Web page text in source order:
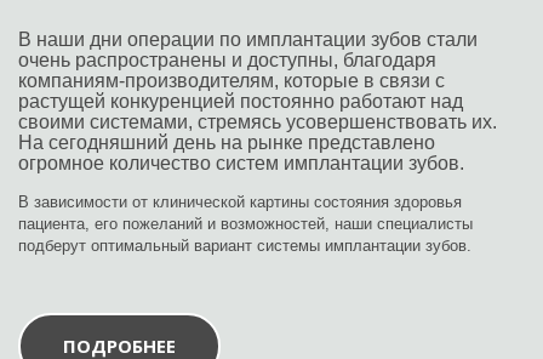
В наши дни операции по имплантации зубов стали
очень распространены и доступны, благодаря
компаниям-производителям, которые в связи с
растущей конкуренцией постоянно работают над
своими системами, стремясь усовершенствовать их.
На сегодняшний день на рынке представлено
огромное количество систем имплантации зубов.
В зависимости от клинической картины состояния здоровья
пациента, его пожеланий и возможностей, наши специалисты
подберут оптимальный вариант системы имплантации зубов.
ПОДРОБНЕЕ